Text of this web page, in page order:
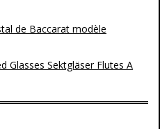
de Baccarat modèle
Glasses Sektgläser Flutes A